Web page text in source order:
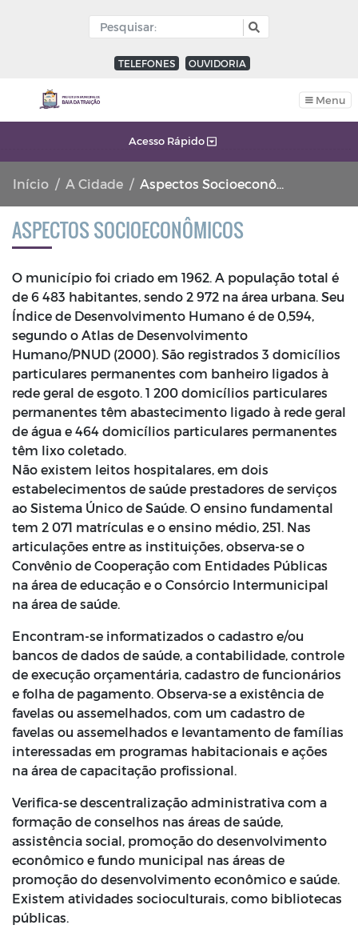
TELEFONES OUVIDORIA
Menu
Acesso Rápido
Início A Cidade Aspectos Socioeconômicos
ASPECTOS SOCIOECONÔMICOS
O município foi criado em 1962. A população total é
de 6 483 habitantes, sendo 2 972 na área urbana. Seu
Índice de Desenvolvimento Humano é de 0,594,
segundo o Atlas de Desenvolvimento
Humano/PNUD (2000). São registrados 3 domicílios
particulares permanentes com banheiro ligados à
rede geral de esgoto. 1 200 domicílios particulares
permanentes têm abastecimento ligado à rede geral
de água e 464 domicílios particulares permanentes
têm lixo coletado.
Não existem leitos hospitalares, em dois
estabelecimentos de saúde prestadores de serviços
ao Sistema Único de Saúde. O ensino fundamental
tem 2 071 matrículas e o ensino médio, 251. Nas
articulações entre as instituições, observa-se o
Convênio de Cooperação com Entidades Públicas
na área de educação e o Consórcio Intermunicipal
na área de saúde.
Encontram-se informatizados o cadastro e/ou
bancos de dados de saúde, a contabilidade, controle
de execução orçamentária, cadastro de funcionários
e folha de pagamento. Observa-se a existência de
favelas ou assemelhados, com um cadastro de
favelas ou assemelhados e levantamento de famílias
interessadas em programas habitacionais e ações
na área de capacitação profissional.
Verifica-se descentralização administrativa com a
formação de conselhos nas áreas de saúde,
assistência social, promoção do desenvolvimento
econômico e fundo municipal nas áreas de
promoção do desenvolvimento econômico e saúde.
Existem atividades socioculturais, como bibliotecas
públicas.